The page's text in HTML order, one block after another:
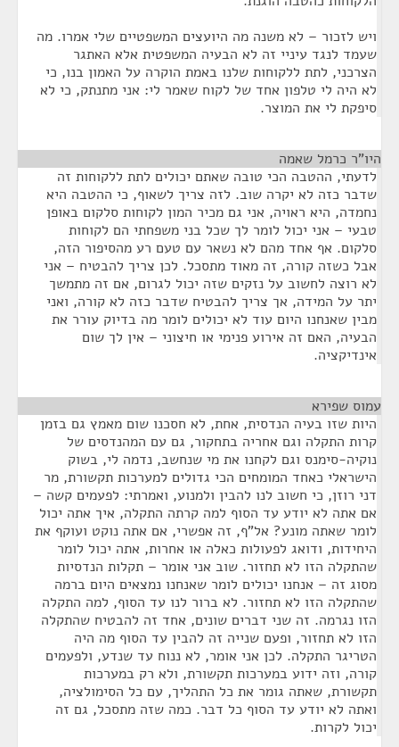
ויש לזכור – לא משנה מה היועצים המשפטיים שלי אמרו. מה
שעמד לנגד עיניי זה לא הבעיה המשפטית אלא האתגר
הצרכני, לתת ללקוחות שלנו באמת הוקרה על האמון בנו, כי
לא היה לי טלפון אחד של לקוח שאמר לי: אני מתנתק, כי לא
סיפקת לי את המוצר.
היו"ר כרמל שאמה
לדעתי, ההטבה הכי טובה שאתם יכולים לתת ללקוחות זה
שדבר כזה לא יקרה שוב. לזה צריך לשאוף, כי ההטבה היא
נחמדה, היא ראויה, אני גם מכיר המון לקוחות סלקום באופן
טבעי – אני יכול לומר לך שכל בני משפחתי הם לקוחות
סלקום. אף אחד מהם לא נשאר עם טעם רע מהסיפור הזה,
אבל כשזה קורה, זה מאוד מתסכל. לכן צריך להבטיח – אני
לא רוצה לחשוב על נזקים שזה יכול לגרום, אם זה מתמשך
יתר על המידה, אך צריך להבטיח שדבר כזה לא קורה, ואני
מבין שאנחנו היום עוד לא יכולים לומר מה בדיוק עורר את
הבעיה, האם זה אירוע פנימי או חיצוני – אין לך שום
אינדיקציה.
עמוס שפירא
היות שזו בעיה הנדסית, אחת, לא חסכנו שום מאמץ גם בזמן
קרות התקלה וגם אחריה בתחקור, גם עם המהנדסים של
נוקיה-סימנס וגם לקחנו את מי שנחשב, נדמה לי, בשוק
הישראלי כאחד המומחים הכי גדולים למערכות תקשורת, מר
דני רוזן, כי חשוב לנו להבין ולמנוע, ואמרתי: לפעמים קשה –
אם אתה לא יודע עד הסוף למה קרתה התקלה, איך אתה יכול
לומר שאתה מונע? אל"ף, זה אפשרי, אם אתה נוקט ועוקף את
היחידות, ודואג לפעולות כאלה או אחרות, אתה יכול לומר
שהתקלה הזו לא תחזור. שוב אני אומר – תקלות הנדסיות
מסוג זה – אנחנו יכולים לומר שאנחנו נמצאים היום ברמה
שהתקלה הזו לא תחזור. לא ברור לנו עד הסוף, למה התקלה
הזו נגרמה. זה שני דברים שונים, אחד זה להבטיח שהתקלה
הזו לא תחזור, ופעם שנייה זה להבין עד הסוף מה היה
הטריגר התקלה. לכן אני אומר, לא ננוח עד שנדע, ולפעמים
קורה, וזה ידוע במערכות תקשורת, ולא רק במערכות
תקשורת, שאתה גומר את כל התהליך, עם כל הסימולציה,
ואתה לא יודע עד הסוף כל דבר. כמה שזה מתסכל, גם זה
יכול לקרות.